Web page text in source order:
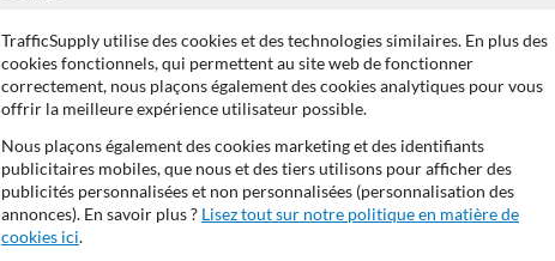
Barrières Levantes et Tournantes pour
Parkings et Aménagements Routiers
Poteaux flexibles & Balises
TrafficSupply utilise des cookies et des technologies similaires. En plus des
cookies fonctionnels, qui permettent au site web de fonctionner
correctement, nous plaçons également des cookies analytiques pour vous
offrir la meilleure expérience utilisateur possible.
Nous plaçons également des cookies marketing et des identifiants
publicitaires mobiles, que nous et des tiers utilisons pour afficher des
publicités personnalisées et non personnalisées (personnalisation des
annonces). En savoir plus ? Lisez tout sur notre politique en matière de
cookies ici.